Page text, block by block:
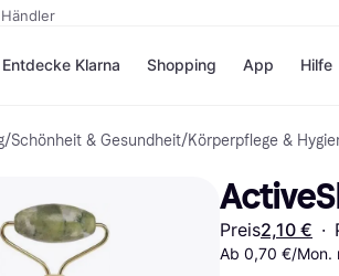
Entdecke Klarna
Zahlungsmethoden
Sofort bezahlen
Bezahle in 3
Teilzahlungen
Bezahle in bis zu 30
Shopping
Shops
eBay
Temu
SHEIN
App Hilfe
/Schönheit & Gesundheit/Körperpflege &
Preis2,10 € ·
Ab 0,70 €/Mon.